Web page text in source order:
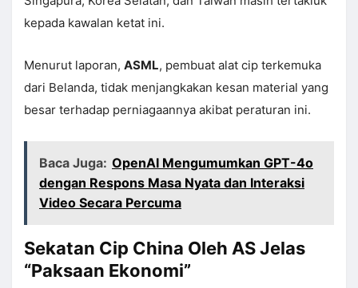
kepada kawalan ketat ini.
Menurut laporan, ASML, pembuat alat cip terkemuka
dari Belanda, tidak menjangkakan kesan material yang
besar terhadap perniagaannya akibat peraturan ini.
Baca Juga: OpenAI Mengumumkan GPT-4o
dengan Respons Masa Nyata dan Interaksi
Video Secara Percuma
Sekatan Cip China Oleh AS Jelas
“Paksaan Ekonomi”